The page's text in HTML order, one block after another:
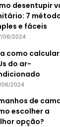
desentupir
7
e fáceis
06/2024
como
do ar-
06/2024
de
escolher a
opção?